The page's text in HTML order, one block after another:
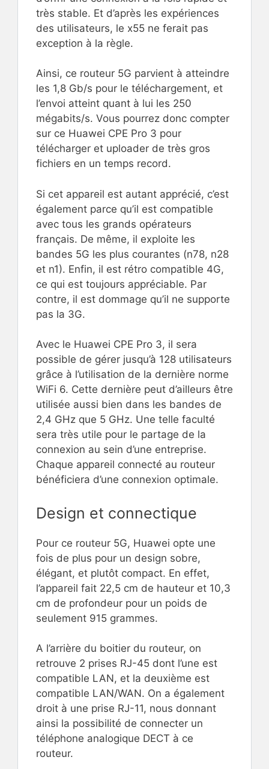
très stable. Et d’après les expériences
des utilisateurs, le x55 ne ferait pas
exception à la règle.
Ainsi, ce routeur 5G parvient à atteindre
les 1,8 Gb/s pour le téléchargement, et
l’envoi atteint quant à lui les 250
mégabits/s. Vous pourrez donc compter
sur ce Huawei CPE Pro 3 pour
télécharger et uploader de très gros
fichiers en un temps record.
Si cet appareil est autant apprécié, c’est
également parce qu’il est compatible
avec tous les grands opérateurs
français. De même, il exploite les
bandes 5G les plus courantes (n78, n28
et n1). Enfin, il est rétro compatible 4G,
ce qui est toujours appréciable. Par
contre, il est dommage qu’il ne supporte
pas la 3G.
Avec le Huawei CPE Pro 3, il sera
possible de gérer jusqu’à 128 utilisateurs
grâce à l’utilisation de la dernière norme
WiFi 6. Cette dernière peut d’ailleurs être
utilisée aussi bien dans les bandes de
2,4 GHz que 5 GHz. Une telle faculté
sera très utile pour le partage de la
connexion au sein d’une entreprise.
Chaque appareil connecté au routeur
bénéficiera d’une connexion optimale.
Design et connectique
Pour ce routeur 5G, Huawei opte une
fois de plus pour un design sobre,
élégant, et plutôt compact. En effet,
l’appareil fait 22,5 cm de hauteur et 10,3
cm de profondeur pour un poids de
seulement 915 grammes.
A l’arrière du boitier du routeur, on
retrouve 2 prises RJ-45 dont l’une est
compatible LAN, et la deuxième est
compatible LAN/WAN. On a également
droit à une prise RJ-11, nous donnant
ainsi la possibilité de connecter un
téléphone analogique DECT à ce
routeur.